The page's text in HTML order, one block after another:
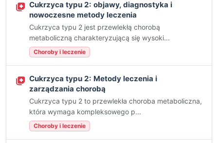
Cukrzyca typu 2: objawy, diagnostyka i
nowoczesne metody leczenia
Cukrzyca typu 2 jest przewlekłą chorobą
metaboliczną charakteryzującą się wysoki...
Choroby i leczenie
Cukrzyca typu 2: Metody leczenia i
zarządzania chorobą
Cukrzyca typu 2 to przewlekła choroba metaboliczna,
która wymaga kompleksowego p...
Choroby i leczenie